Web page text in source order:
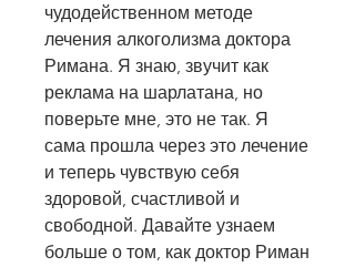
чудодейственном методе
лечения алкоголизма доктора
Римана. Я знаю, звучит как
реклама на шарлатана, но
поверьте мне, это не так. Я
сама прошла через это лечение
и теперь чувствую себя
здоровой, счастливой и
свободной. Давайте узнаем
больше о том, как доктор Риман